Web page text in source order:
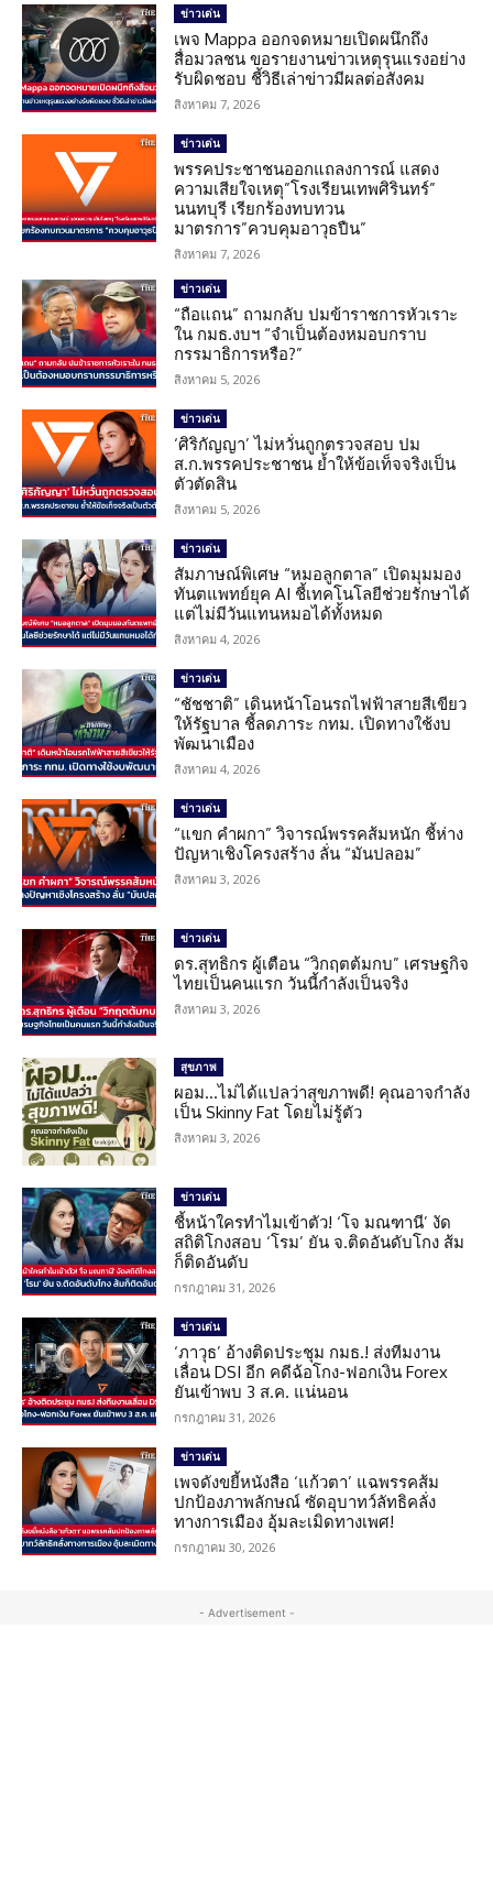
ข่าวเด่น
เพจ Mappa ออกจดหมายเปิดผนึกถึง
สื่อมวลชน ขอรายงานข่าวเหตุรุนแรงอย่าง
รับผิดชอบ ชี้วิธีเล่าข่าวมีผลต่อสังคม
สิงหาคม 7, 2026
ข่าวเด่น
พรรคประชาชนออกแถลงการณ์ แสดง
ความเสียใจเหตุ”โรงเรียนเทพศิรินทร์”
นนทบุรี เรียกร้องทบทวน
มาตรการ”ควบคุมอาวุธปืน”
สิงหาคม 7, 2026
ข่าวเด่น
“ถือแถน” ถามกลับ ปมข้าราชการหัวเราะ
ใน กมธ.งบฯ “จำเป็นต้องหมอบกราบ
กรรมาธิการหรือ?”
สิงหาคม 5, 2026
ข่าวเด่น
‘ศิริกัญญา’ ไม่หวั่นถูกตรวจสอบ ปม
ส.ก.พรรคประชาชน ย้ำให้ข้อเท็จจริงเป็น
ตัวตัดสิน
สิงหาคม 5, 2026
ข่าวเด่น
สัมภาษณ์พิเศษ “หมอลูกตาล” เปิดมุมมอง
ทันตแพทย์ยุค AI ชี้เทคโนโลยีช่วยรักษาได้
แต่ไม่มีวันแทนหมอได้ทั้งหมด
สิงหาคม 4, 2026
ข่าวเด่น
“ชัชชาติ” เดินหน้าโอนรถไฟฟ้าสายสีเขียว
ให้รัฐบาล ชี้ลดภาระ กทม. เปิดทางใช้งบ
พัฒนาเมือง
สิงหาคม 4, 2026
ข่าวเด่น
“แขก คำผกา” วิจารณ์พรรคส้มหนัก ชี้ห่าง
ปัญหาเชิงโครงสร้าง ลั่น “มันปลอม”
สิงหาคม 3, 2026
ข่าวเด่น
ดร.สุทธิกร ผู้เตือน “วิกฤตต้มกบ” เศรษฐกิจ
ไทยเป็นคนแรก วันนี้กำลังเป็นจริง
สิงหาคม 3, 2026
สุขภาพ
ผอม…ไม่ได้แปลว่าสุขภาพดี! คุณอาจกำลัง
เป็น Skinny Fat โดยไม่รู้ตัว
สิงหาคม 3, 2026
ข่าวเด่น
ชี้หน้าใครทำไมเข้าตัว! ‘โจ มณฑานี’ งัด
สถิติโกงสอบ ‘โรม’ ยัน จ.ติดอันดับโกง ส้ม
ก็ติดอันดับ
กรกฎาคม 31, 2026
ข่าวเด่น
‘ภาวุธ’ อ้างติดประชุม กมธ.! ส่งทีมงาน
เลื่อน DSI อีก คดีฉ้อโกง-ฟอกเงิน Forex
ยันเข้าพบ 3 ส.ค. แน่นอน
กรกฎาคม 31, 2026
ข่าวเด่น
เพจดังขยี้หนังสือ ‘แก้วตา’ แฉพรรคส้ม
ปกป้องภาพลักษณ์ ซัดอุบาทว์ลัทธิคลั่ง
ทางการเมือง อุ้มละเมิดทางเพศ!
กรกฎาคม 30, 2026
- Advertisement -